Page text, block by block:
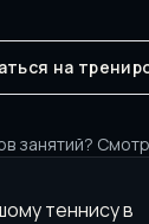
на
занятий?
теннису в